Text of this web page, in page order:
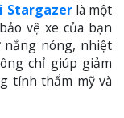
Stargazerlà một
vệ xe của bạn
nóng, nhiệt
chỉ giúp giảm
tính thẩm mỹ và